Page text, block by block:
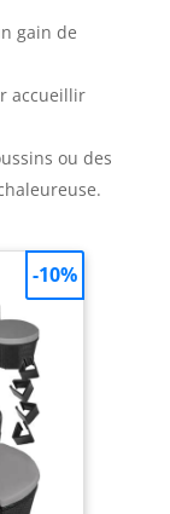
gain de
accueillir
ou des
-10%